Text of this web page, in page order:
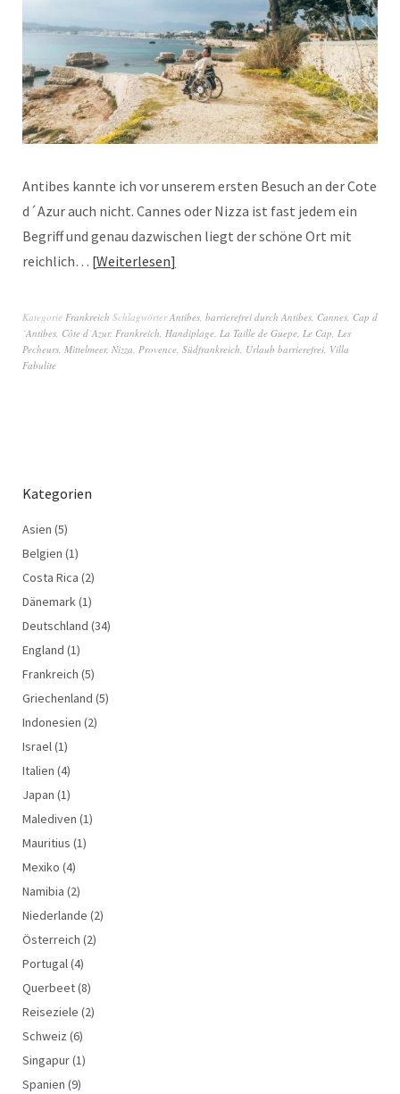
Antibes kannte ich vor unserem ersten Besuch an der Cote
d´Azur auch nicht. Cannes oder Nizza ist fast jedem ein
Begriff und genau dazwischen liegt der schöne Ort mit
reichlich… Weiterlesen
Kategorie Frankreich SchlagwörterAntibes barrierefrei durch Antibes Cannes Cap d
´Antibes Côte d´Azur, Frankreich Handiplage La Taille de Guepe Le Cap Les
Pecheurs Mittelmeer, Nizza Provence Südfrankreich Urlaub barrierefrei Villa
Fabulite
Kategorien
Asien (5)
Belgien (1)
Costa Rica (2)
Dänemark (1)
Deutschland (34)
England (1)
Frankreich (5)
Griechenland (5)
Indonesien (2)
Israel (1)
Italien (4)
Japan (1)
Malediven (1)
Mauritius (1)
Mexiko (4)
Namibia (2)
Niederlande (2)
Österreich (2)
Portugal (4)
Querbeet(8)
Reiseziele (2)
Schweiz (6)
Singapur(1)
Spanien (9)